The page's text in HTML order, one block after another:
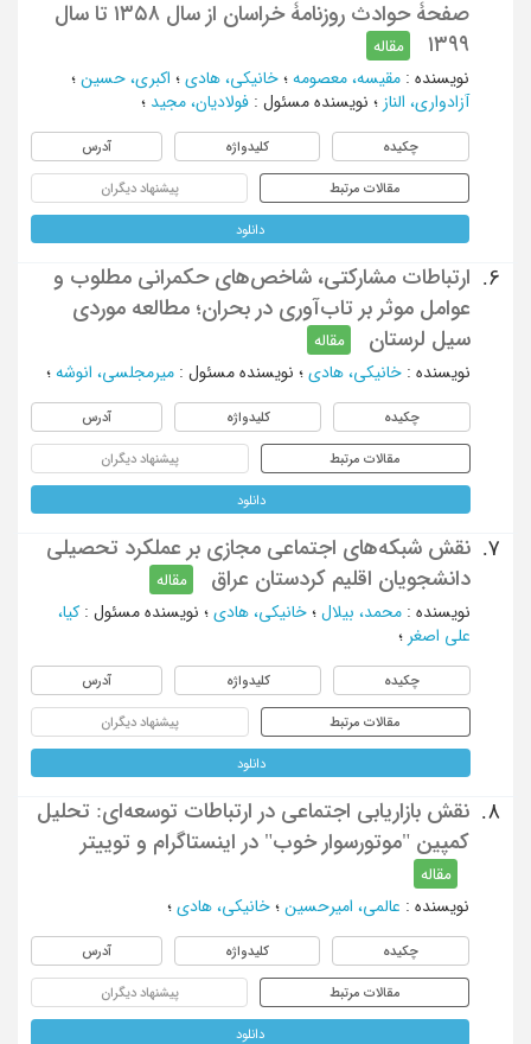
صفحۀ حوادث روزنامۀ خراسان از سال ۱۳۵۸ تا سال
۱۳۹۹
مقاله
نویسنده : مقیسه، معصومه ؛ خانیکی، هادی ؛ اکبری، حسین ؛
آزادواری، الناز ؛ نویسنده مسئول : فولادیان، مجید ؛
چکیده کلیدواژه آدرس
مقالات مرتبط پیشنهاد دیگران
دانلود
6.
ارتباطات مشارکتی، شاخص‌های حکمرانی مطلوب و
عوامل موثر بر تاب‌آوری در بحران؛ مطالعه موردی
سیل لرستان
مقاله
نویسنده : خانیکی، هادی ؛ نویسنده مسئول : میرمجلسی، انوشه ؛
چکیده کلیدواژه آدرس
مقالات مرتبط پیشنهاد دیگران
دانلود
7.
نقش شبکه‌های اجتماعی مجازی بر عملکرد تحصیلی
دانشجویان اقلیم کردستان عراق
مقاله
نویسنده : محمد، بیلال ؛ خانیکی، هادی ؛ نویسنده مسئول : کیا،
علی اصغر ؛
چکیده کلیدواژه آدرس
مقالات مرتبط پیشنهاد دیگران
دانلود
8.
نقش بازاریابی اجتماعی در ارتباطات توسعه‌ای: تحلیل
کمپین "موتورسوار خوب" در اینستاگرام و توییتر
مقاله
نویسنده : عالمی، امیرحسین ؛ خانیکی، هادی ؛
چکیده کلیدواژه آدرس
مقالات مرتبط پیشنهاد دیگران
دانلود